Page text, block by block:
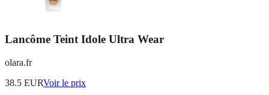
Lancôme Teint Idole Ultra Wear
olara.fr
38.5 EURVoir le prix